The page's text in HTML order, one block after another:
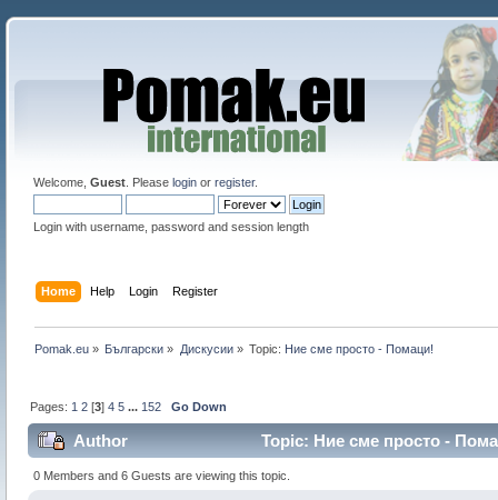
Welcome, Guest. Please loginor register.
Login with username, password and session length
Home Help Login Register
Pomak.eu » Български » Дискусии» Topic: Ние сме просто - Помаци!
Pages: 1 2 [3]4 5 ... 152 Go Down
Author Topic: Ние сме просто -
0 Members and 6 Guests are viewing this topic.